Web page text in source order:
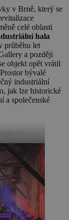
v Brně, který se
celé oblasti
hala
průběhu let
a později
objekt opět vrátil
bývalé
industriální
jak lze historické
a společenské